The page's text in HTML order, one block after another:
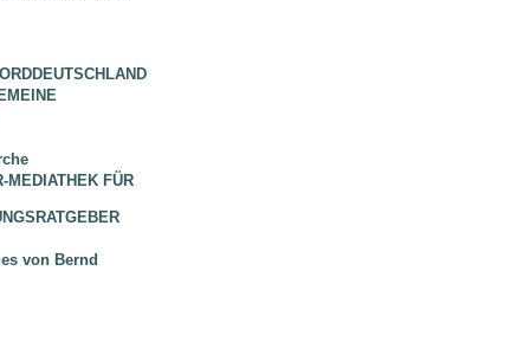
FÜR
von Bernd